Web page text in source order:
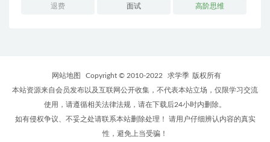
退费 面试 高阶思维
网站地图 Copyright © 2010-2022 求学季 版权所有
本站资源来自会员发布以及互联网公开收集，不代表本站立场，仅限学习交流
使用，请遵循相关法律法规，请在下载后24小时内删除。
如有侵权争议、不妥之处请联系本站删除处理！ 请用户仔细辨认内容的真实
性，避免上当受骗！